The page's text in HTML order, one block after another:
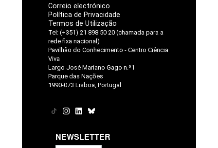
Correio electrónico
Política de Privacidade
Termos de Utilização
Tel: (+351) 21 898 50 20 (chamada para a
rede fixa nacional)
Pavilhão do Conhecimento - Centro Ciência
Viva
Largo José Mariano Gago n.º1
Parque das Nações
1990-073 Lisboa, Portugal
NEWSLETTER